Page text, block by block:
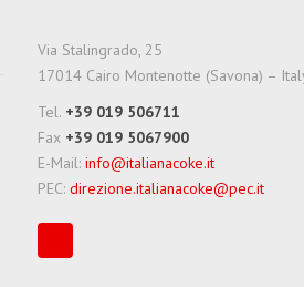
Via Stalingrado, 25
17014 Cairo Montenotte (Savona) –
Tel. +39 019 506711
Fax +39 019 5067900
E-Mail: info@italianacoke.it
PEC: direzione.italianacoke@pec.it